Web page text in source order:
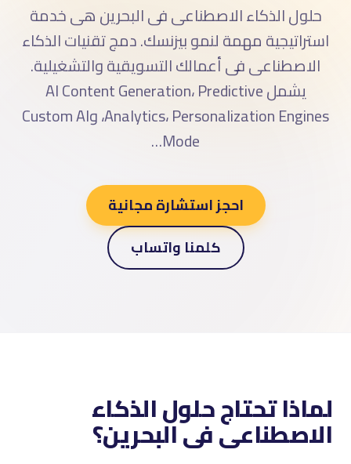
حلول الذكاء الاصطناعى فى البحرين هى خدمة
استراتيجية مهمة لنمو بيزنسك. دمج تقنيات الذكاء
الاصطناعى فى أعمالك التسويقية والتشغيلية.
يشمل AI Content Generation، Predictive
Analytics، Personalization Engines، وCustom AI
Mode…
احجز استشارة مجانية
كلمنا واتساب
لماذا تحتاج حلول الذكاء
الاصطناعى فى البحرين؟